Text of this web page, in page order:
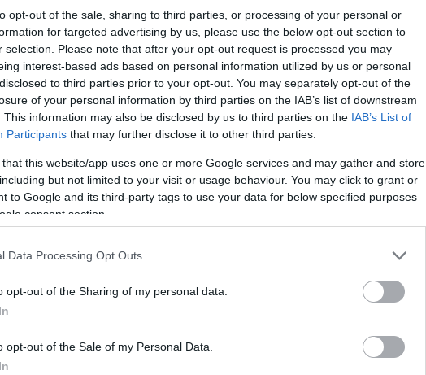
opt-out of the sale, sharing to third parties, or processing of your personal or
for targeted advertising by us, please use the below opt-out section to
selection. Please note that after your opt-out request is processed you may
interest-based ads based on personal information utilized by us or personal
to third parties prior to your opt-out. You may separately opt-out of the
of your personal information by third parties on the IAB’s list of downstream
This information may also be disclosed by us to third parties on the IAB’s List of
Participants that may further disclose it to other third parties.
that this website/app uses one or more Google services and may gather and store
but not limited to your visit or usage behaviour. You may click to grant or
to Google and its third-party tags to use your data for below specified purposes
consent section.
Data Processing Opt Outs
opt-out of the Sharing of my personal data.
opt-out of the Sale of my Personal Data.